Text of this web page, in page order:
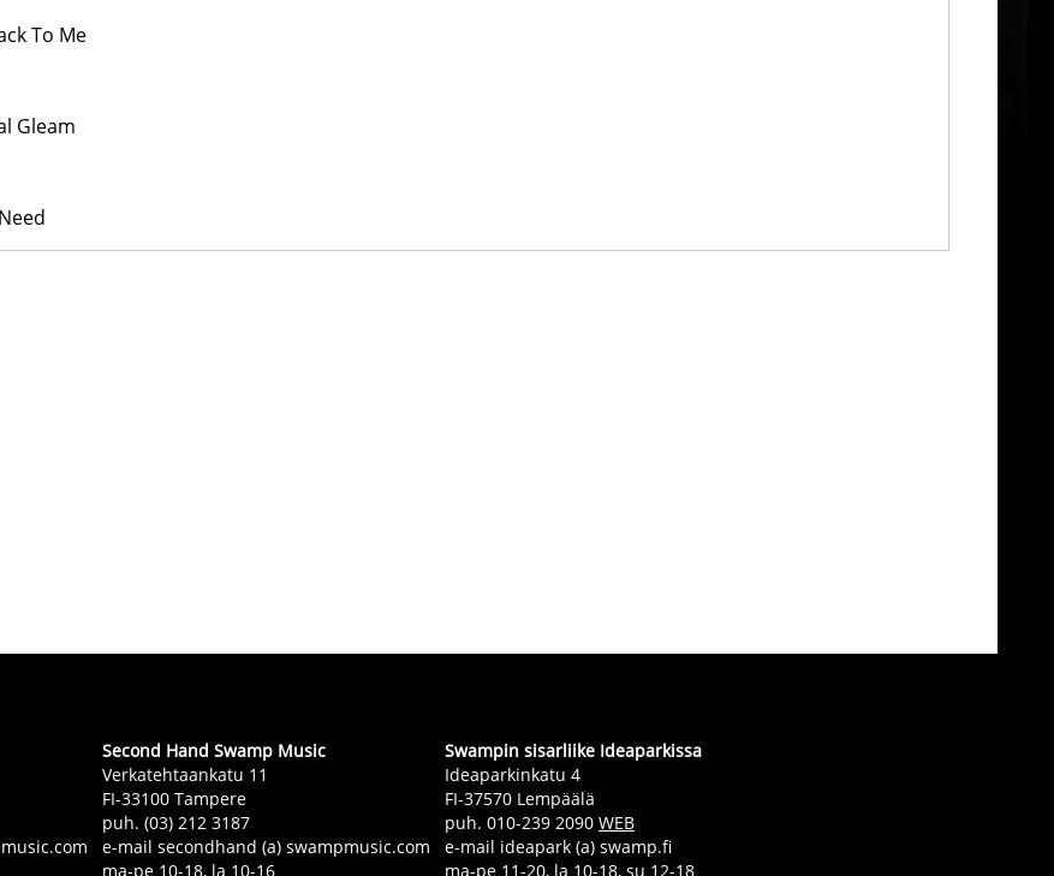
To Me
Gleam
Second Hand Swamp Music
Verkatehtaankatu 11
FI-33100 Tampere
puh. (03) 212 3187
e-mail secondhand (a) swampmusic.com
ma-pe 10-18, la 10-16
Swampin sisarliike Ideaparkissa
Ideaparkinkatu 4
FI-37570 Lempäälä
puh. 010-239 2090 WEB
e-mail ideapark (a) swamp.fi
ma-pe 11-20, la 10-18, su 12-18